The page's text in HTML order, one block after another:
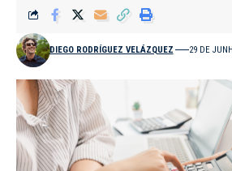
DIEGO RODRÍGUEZ VELÁZQUEZ 29 DE